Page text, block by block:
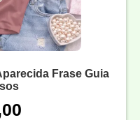
Frase Guia